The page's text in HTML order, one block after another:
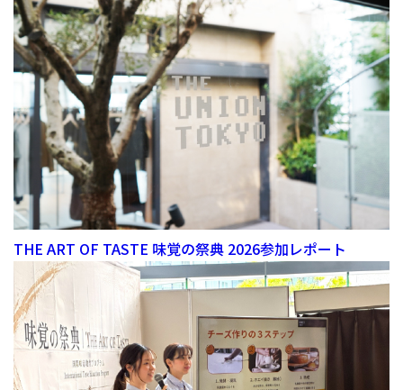
THE ART OF TASTE 味覚の祭典 2026参加レポート